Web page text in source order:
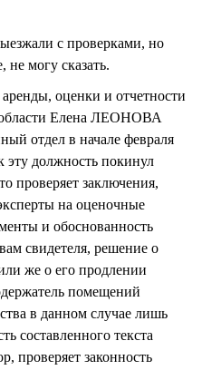
с проверками, но
не могу сказать.
оценки и отчетности
Елена ЛЕОНОВА
отдел в начале февраля
эту должность покинул
заключения,
на оценочные
и обоснованность
свидетеля, решение о
же о его продлении
помещений
в данном случае лишь
составленного текста
проверяет законность